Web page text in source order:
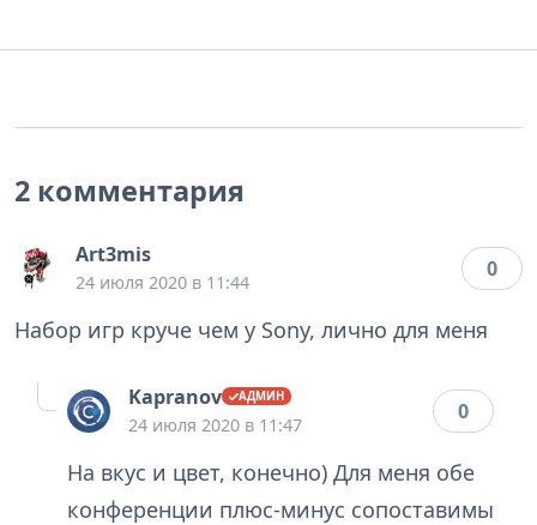
2 комментария
Art3mis
24 июля 2020 в 11:44
0
Набор игр круче чем у Sony, лично для меня
Kapranov
24 июля 2020 в 11:47
0
На вкус и цвет, конечно) Для меня обе
конференции плюс-минус сопоставимы